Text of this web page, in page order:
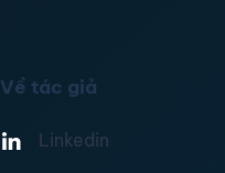
Về tác giả
Linkedin